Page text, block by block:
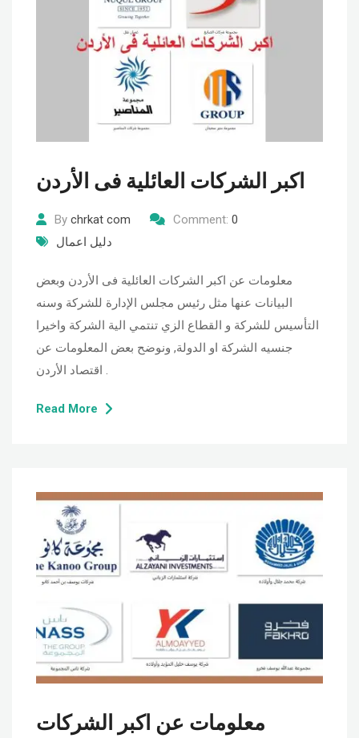
اكبر الشركات العائلية فى الأردن
By chrkat com Comment: 0
دليل اعمال
معلومات عن اكبر الشركات العائلية فى الأردن وبعض
البيانات عنها مثل رئيس مجلس الإدارة للشركة وسنه
التأسيس للشركة و القطاع الزي تنتمي الية الشركة واخيرا
جنسيه الشركة او الدولة, ونوضح بعض المعلومات عن
اقتصاد الأردن .
Read More
معلومات عن اكبر الشركات